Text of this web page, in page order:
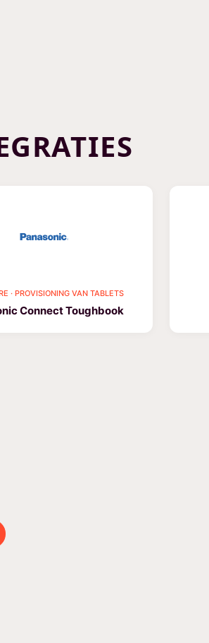
· PROVISIONING VAN TABLETS
Connect Toughbook